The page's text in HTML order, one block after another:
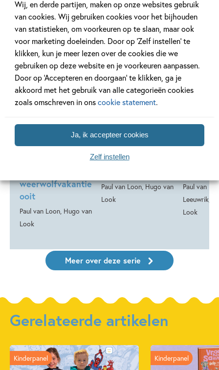
Wij, en derde partijen, maken op onze websites gebruik
van cookies. Wij gebruiken cookies voor het bijhouden
van statistieken, om voorkeuren op te slaan, maar ook
voor marketing doeleinden. Door op ‘Zelf instellen’ te
klikken, kun je meer lezen over de cookies die we
gebruiken op deze website en je voorkeuren aanpassen.
Door op ‘Accepteren en doorgaan’ te klikken, ga je
akkoord met het gebruik van alle categorieën cookies
zoals omschreven in onscookie statement.
Ja, ik accepteer cookies
Zelf instellen
Deel 29
Dolfje
weerwolfvakantie
ooit
Paul van Loon, Hugo van
Look
Deel 28
Dolfje Weerwolfje
28 –
Paul van Loon, Hugo van
Look
Dolfje
Paul van
Leeuwrik,
Look
Hardcover
Meer over deze serie
Gerelateerde artikelen
Kinderpanel Kinderpanel